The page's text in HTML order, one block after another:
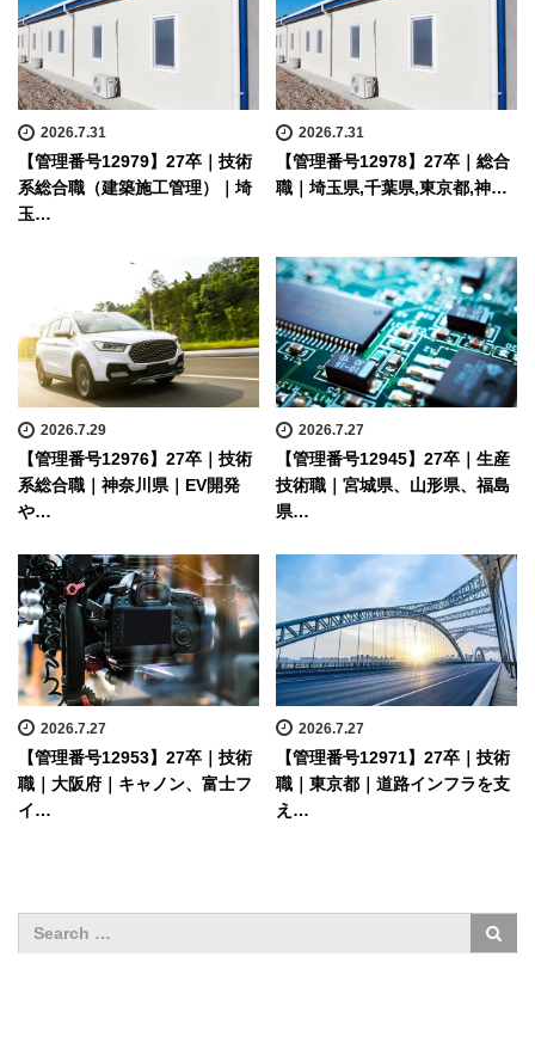
2026.7.31
【管理番号12979】27卒｜技術
系総合職（建築施工管理）｜埼
玉…
2026.7.31
【管理番号12978】27卒｜総合
職｜埼玉県,千葉県,東京都,神…
2026.7.29
【管理番号12976】27卒｜技術
系総合職｜神奈川県｜EV開発
や…
2026.7.27
【管理番号12945】27卒｜生産
技術職｜宮城県、山形県、福島
県…
2026.7.27
【管理番号12953】27卒｜技術
職｜大阪府｜キャノン、富士フ
イ…
2026.7.27
【管理番号12971】27卒｜技術
職｜東京都｜道路インフラを支
え…